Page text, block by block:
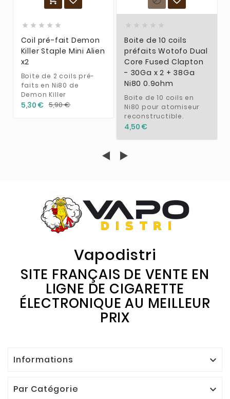
    
Coil pré-fait Demon
Killer Staple Mini Alien
x2
Boite de 2 coils pré-
faits en Ni80 de
Demon Killer
5,30 € 5,90 €
Boite de 10 coils
préfaits Wotofo Dual
Core Fused Clapton
- 30Ga x 2 + 38Ga
Ni80 0.9ohm
Boite de 10 coils en
Ni80 pour atomiseur
reconstructible.
4,50 €
Vapodistri
SITE FRANÇAIS DE VENTE EN
LIGNE DE CIGARETTE
ÉLECTRONIQUE AU MEILLEUR
PRIX
Informations 
Par Catégorie 